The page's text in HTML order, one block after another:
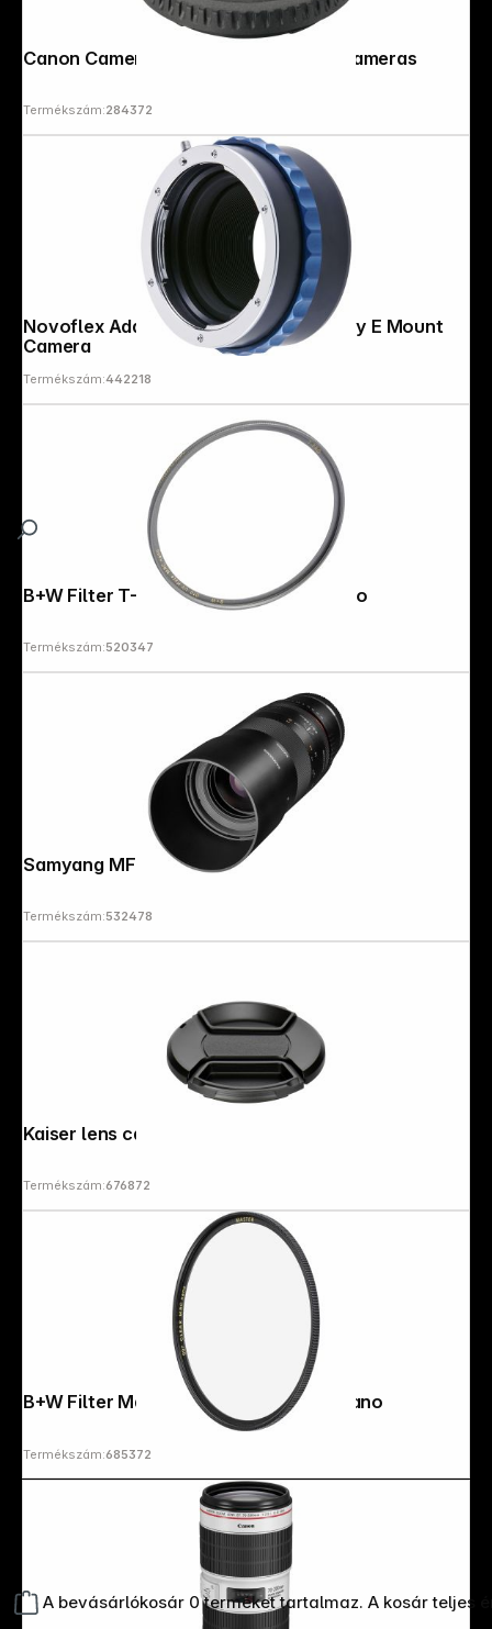
A bevásárlókosár 0 terméket tartalmaz. A kosár teljes
Canon Camera Body Cap R-F-3 EOS Cameras
Termékszám:284372
Novoflex Adapter Nikon F Lens to Sony E Mount
Camera
Termékszám:442218
B+W Filter T-Pro UV MRC 40,5mm nano
Termékszám:520347
Samyang MF 2,8/100 Makro Sony E
Termékszám:532478
Termékszám:676872
B+W Filter Master Clear MRC 86mm nano
Termékszám:685372